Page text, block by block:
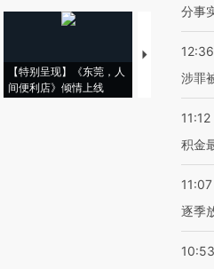
【特别呈现】《东莞，人
间便利店》倾情上线
【推广】走进
会，让数智
分事
12:36
涉罪
11:12
积金
11:07
逐季
10:53